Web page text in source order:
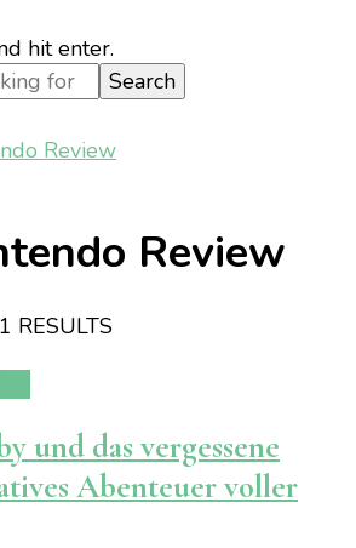
hit enter.
Review
Review
RESULTS
und das vergessene
Abenteuer voller